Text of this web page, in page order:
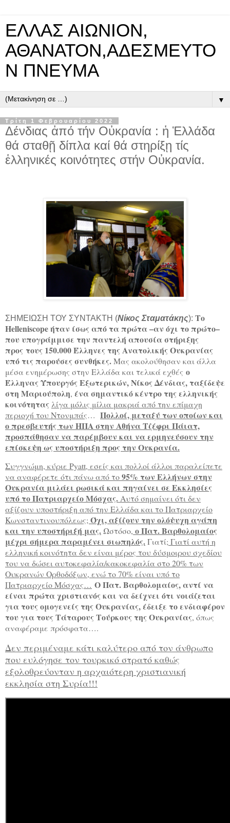
ΕΛΛΑΣ ΑΙΩΝΙΟΝ,
ΑΘΑΝΑΤΟΝ,ΑΔΕΣΜΕΥΤΟ
Ν ΠΝΕΥΜΑ
▼
Τρίτη 1 Φεβρουαρίου 2022
Δένδιας ἀπό τήν Οὐκρανία : ἡ Ἑλλάδα
θά σταθῇ δίπλα καί θά στηρίξῃ τίς
ἑλληνικές κοινότητες στήν Οὐκρανία.
ΣΗΜΕΙΩΣΗ ΤΟΥ ΣΥΝΤΑΚΤΗ (Νίκος Σταματάκης): Το
Helleniscope ήταν ίσως από τα πρώτα –αν όχι το πρώτο–
που υπογράμμισε την παντελή απουσία στήριξης
προς τους 150.000 Έλληνες της Ανατολικής Ουκρανίας
υπό τις παρούσες συνθήκες.Μας ακολούθησαν και άλλα
μέσα ενημέρωσης στην Ελλάδα και τελικά εχθές ο
Έλληνας Υπουργός Εξωτερικών, Νίκος Δένδιας, ταξίδεψε
στη Μαριούπολη, ένα σημαντικό κέντρο της ελληνικής
κοινότητας λίγα μόλις μίλια μακριά από την επίμαχη
περιοχή του Ντονμπάς… Πολλοί, μεταξύ των οποίων και
ο πρεσβευτής των ΗΠΑ στην Αθήνα Τζέφρι Πάιατ,
προσπάθησαν να παρέμβουν και να ερμηνεύσουν την
επίσκεψη ως υποστήριξη προς την Ουκρανία.
Συγγνώμη, κύριε Pyatt, εσείς και πολλοί άλλοι παραλείπετε
να αναφέρετε ότι πάνω από το95% των Ελλήνων στην
Ουκρανία μιλάει ρωσικά και πηγαίνει σε Εκκλησίες
υπό το Πατριαρχείο Μόσχας.Αυτό σημαίνει ότι δεν
αξίζουν υποστήριξη από την Ελλάδα και το Πατριαρχείο
Κωνσταντινουπόλεως;Όχι, αξίζουν την ολόψυχη αγάπη
και την υποστήριξή μας.Ωστόσο, ο Πατ. Βαρθολομαίος
μέχρι σήμερα παραμένει σιωπηλός.Γιατί;Γιατί αυτή η
ελληνική κοινότητα δεν είναι μέρος του δύσμοιρου σχεδίου
του να δώσει αυτοκεφαλία/κακοκεφαλία στο 20% των
Ουκρανών Ορθοδόξων, ενώ το 70% είναι υπό το
Πατριαρχείο Μόσχας… Ο Πατ. Βαρθολομαίος, αντί να
είναι πρώτα χριστιανός και να δείχνει ότι νοιάζεται
για τους ομογενείς της Ουκρανίας, έδειξε το ενδιαφέρον
του για τους Τάταρους Τούρκους της Ουκρανίας, όπως
αναφέραμε πρόσφατα….
Δεν περιμέναμε κάτι καλύτερο από τον άνθρωπο
που ευλόγησε τον τουρκικό στρατό καθώς
εξολοθρεύονταν η αρχαιότερη χριστιανική
εκκλησία στη Συρία!!!